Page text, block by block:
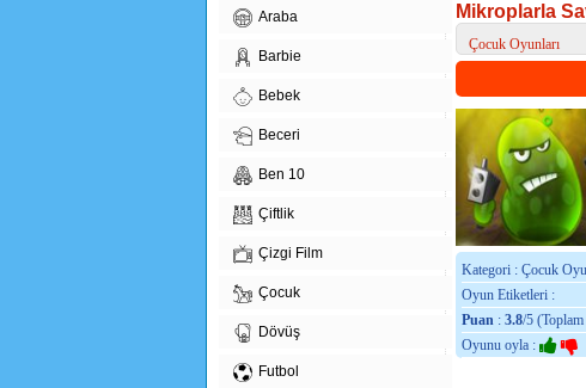
Araba
Barbie
Bebek
Beceri
Ben 10
Çiftlik
Çizgi Film
Çocuk
Dövüş
Futbol
Mikroplarla
Çocuk Oyunları
Kategori : Çocuk
Oyun Etiketleri :
Puan : 3.8/5
Oyunu oyla :